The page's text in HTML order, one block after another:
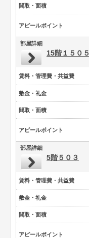
間取・面積
アピールポイント
部屋詳細
15階１５０５
賃料・管理費・共益費
敷金・礼金
間取・面積
アピールポイント
部屋詳細
5階５０３
賃料・管理費・共益費
敷金・礼金
間取・面積
アピールポイント